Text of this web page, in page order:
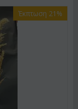
Έκπτωση 21%